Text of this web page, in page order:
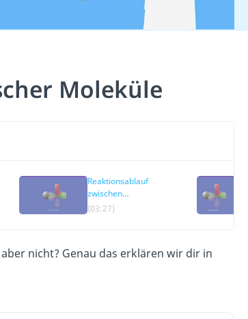
Moleküle
Reaktionsablauf
zwischen
Wasserstoff und
(03:27)
nicht? Genau das erklären wir dir in